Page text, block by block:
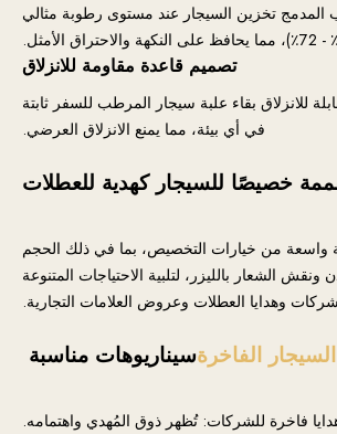
المدمج تخزين السيجار عند مستوى رطوبة مثالي
تصميم قاعدة مقاومة للانزلاق
للانزلاق بقاء علبة سيجار المرطب للسفر ثابتة
في أي بيئة، مما يمنع الانزلاق العرضي.
خصيصًا للسيجار كهدية للعطلات
واسعة من خيارات التخصيص، بما في ذلك الحجم
الشعار بالليزر، لتلبية الاحتياجات المتنوعة
وهدايا العطلات وعروض العلامات التجارية.
سيناريوهات مناسبةالفاخرة
فاخرة للشركات: تُظهر ذوق المُهدي واهتمامه.